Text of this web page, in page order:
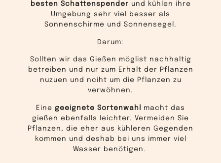
besten Schattenspender und kühlen ihre
Umgebung sehr viel besser als
Sonnenschirme und Sonnensegel.
Darum:
Sollten wir das Gießen möglist nachhaltig
betreiben und nur zum Erhalt der Pflanzen
nuzuen und nciht um die Pflanzen zu
verwöhnen.
Eine geeignete Sortenwahl
macht das
gießen ebenfalls leichter. Vermeiden Sie
Pflanzen, die eher aus kühleren Gegenden
kommen und deshab bei uns immer viel
Wasser benötigen.